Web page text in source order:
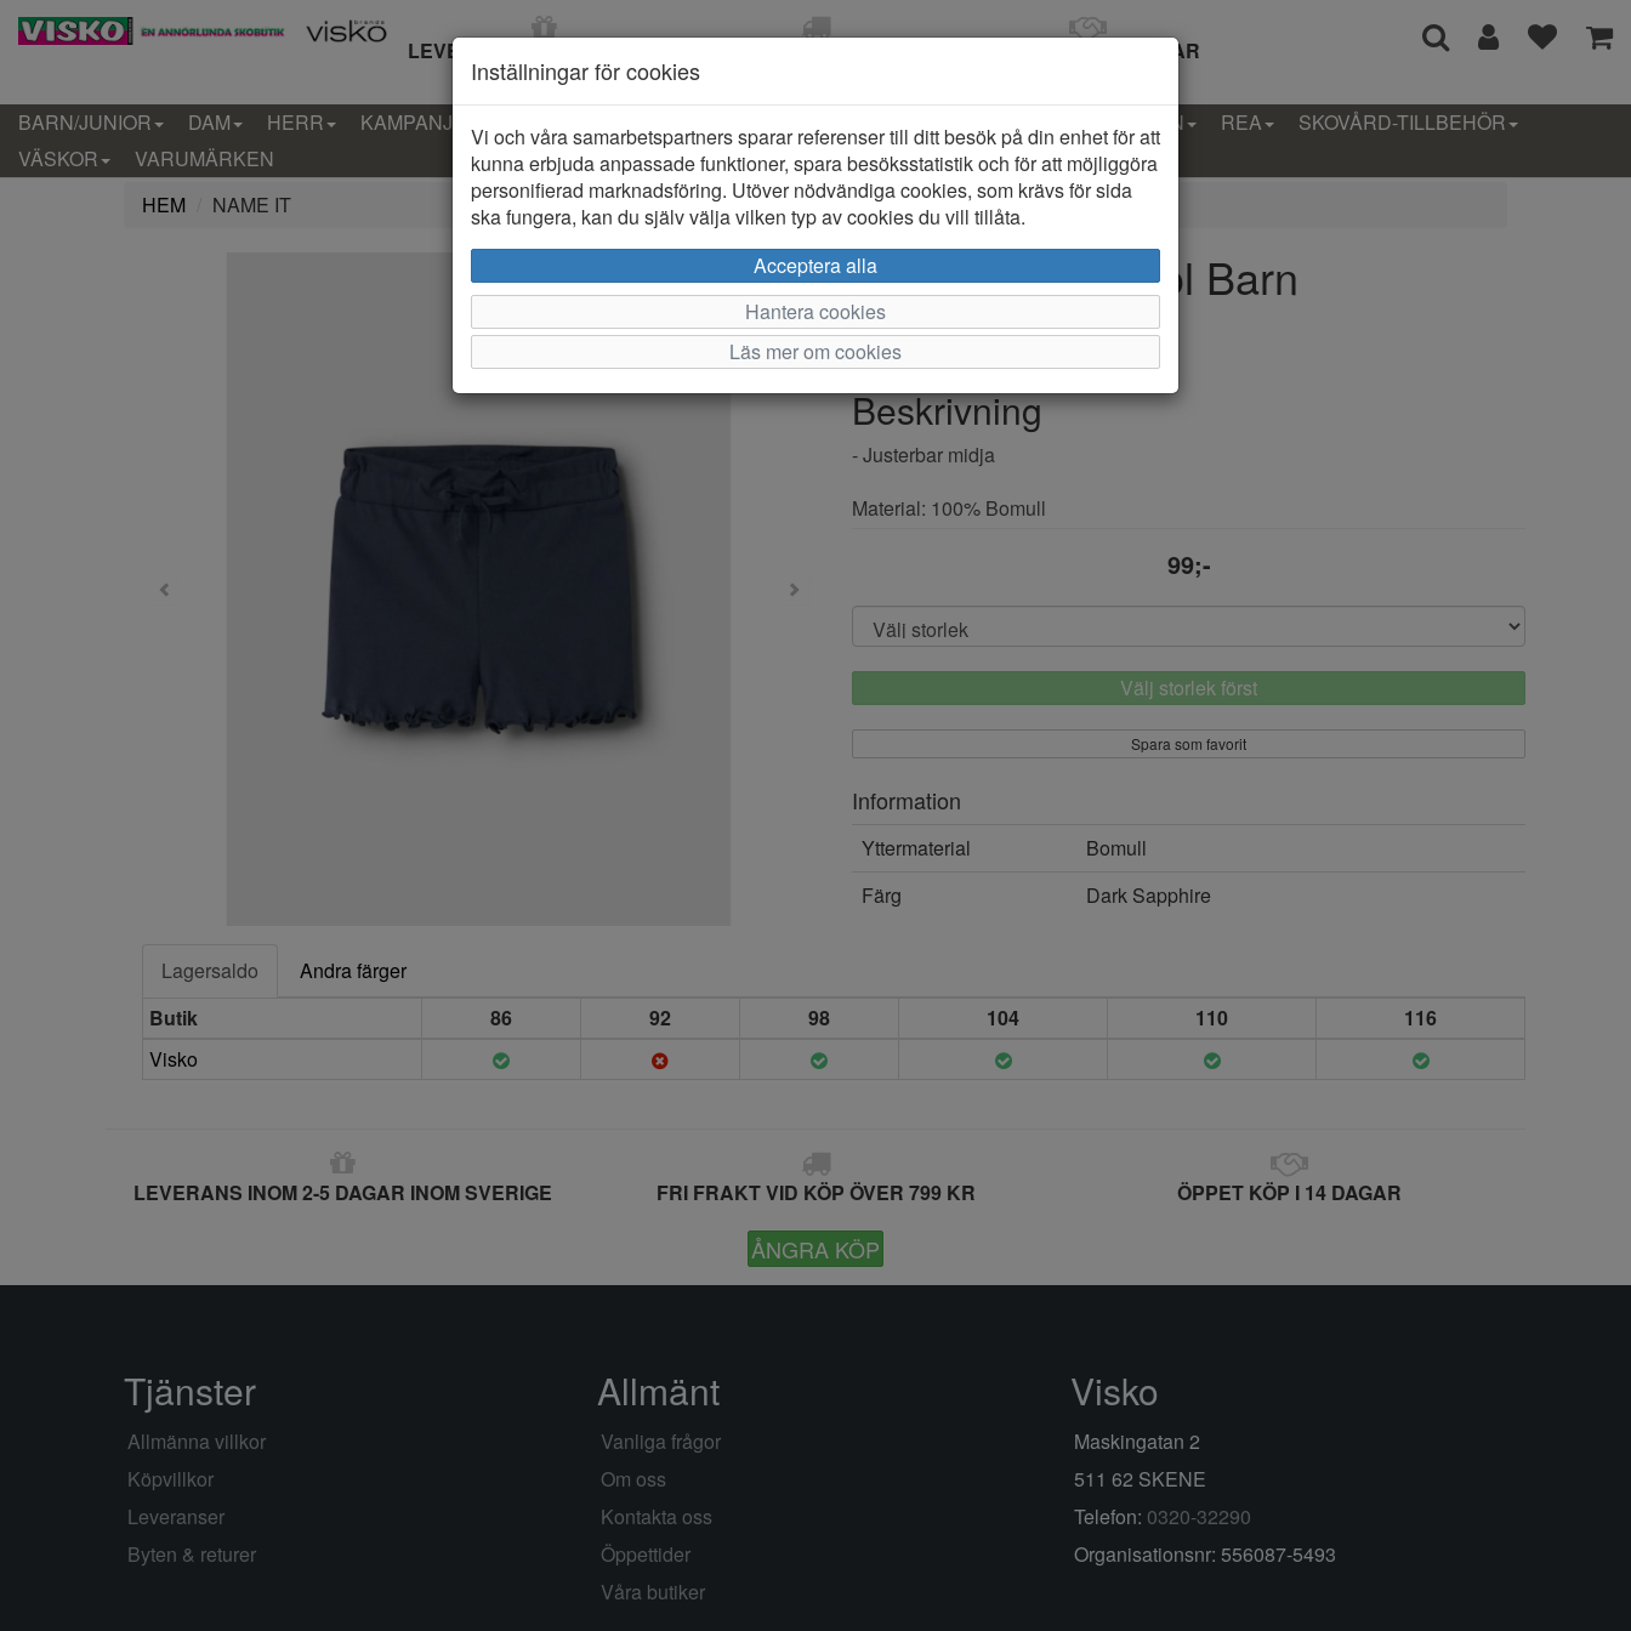
LEVERANS INOM 2-5 DAGAR ÖPPET KÖP I 14 DAGAR
BARN/JUNIOR DAM HERR KAMPANJ KLÄDER-BARN PROVKOLLEKTION REA
SKOVÅRD-TILLBEHÖR
VÄSKOR
VARUMÄRKEN
HEM
NAME IT
Name it Vivia Kjol Barn
Varumärke: Name it
Artikelnummer: 2611043
Beskrivning
- Justerbar midja
Material: 100% Bomull
99;-
Välj storlek först
Spara som favorit
Information
Yttermaterial
Bomull
Färg
Dark Sapphire
Lagersaldo
Andra färger
Butik
86 92 98 104 110
116
Visko
LEVERANS INOM 2-5 DAGAR INOM SVERIGE FRI FRAKT VID KÖP ÖVER 799 KR ÖPPET KÖP I 14 DAGAR
ÅNGRA KÖP
Inställningar för cookies
Vi och våra samarbetspartners sparar referenser till ditt besök på din enhet för att
kunna erbjuda anpassade funktioner, spara besöksstatistik och för att möjliggöra
personifierad marknadsföring. Utöver nödvändiga cookies, som krävs för sida
ska fungera, kan du själv välja vilken typ av cookies du vill tillåta.
Acceptera alla
Hantera cookies
Läs mer om cookies
Tjänster
Allmänna villkor
Köpvillkor
Leveranser
Byten & returer
Allmänt
Vanliga frågor
Om oss
Kontakta oss
Öppettider
Våra butiker
Visko
Maskingatan 2
511 62 SKENE
Telefon: 0320-32290
Organisationsnr: 556087-5493